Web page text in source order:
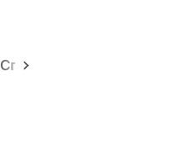
Спецпроєкти